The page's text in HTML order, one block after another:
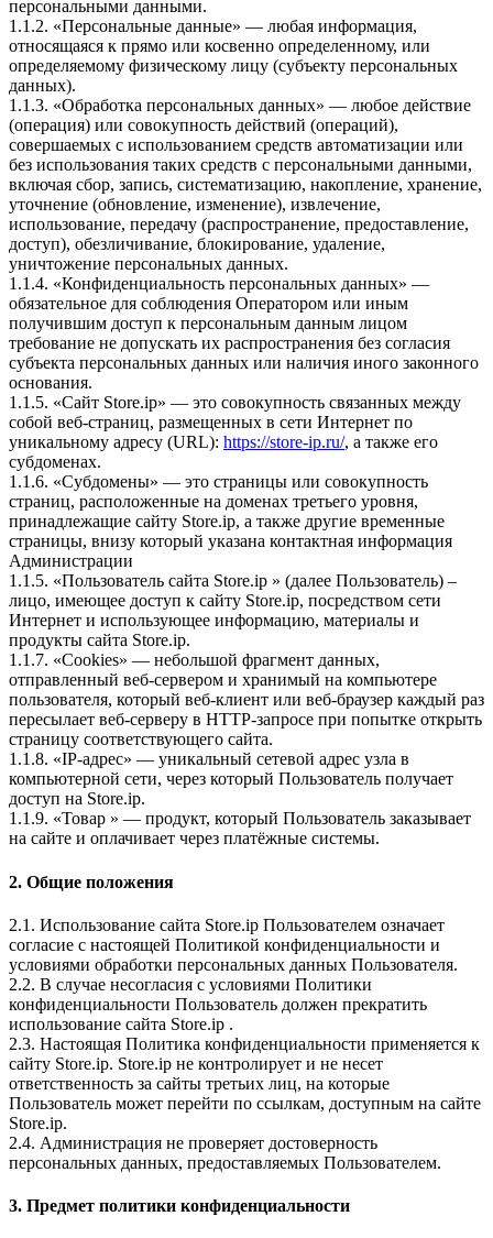
персональными данными.
1.1.2. «Персональные данные» — любая информация,
относящаяся к прямо или косвенно определенному, или
определяемому физическому лицу (субъекту персональных
данных).
1.1.3. «Обработка персональных данных» — любое действие
(операция) или совокупность действий (операций),
совершаемых с использованием средств автоматизации или
без использования таких средств с персональными данными,
включая сбор, запись, систематизацию, накопление, хранение,
уточнение (обновление, изменение), извлечение,
использование, передачу (распространение, предоставление,
доступ), обезличивание, блокирование, удаление,
уничтожение персональных данных.
1.1.4. «Конфиденциальность персональных данных» —
обязательное для соблюдения Оператором или иным
получившим доступ к персональным данным лицом
требование не допускать их распространения без согласия
субъекта персональных данных или наличия иного законного
основания.
1.1.5. «Сайт Store.ip» — это совокупность связанных между
собой веб-страниц, размещенных в сети Интернет по
уникальному адресу (URL): https://store-ip.ru/, а также его
субдоменах.
1.1.6. «Субдомены» — это страницы или совокупность
страниц, расположенные на доменах третьего уровня,
принадлежащие сайту Store.ip, а также другие временные
страницы, внизу который указана контактная информация
Администрации
1.1.5. «Пользователь сайта Store.ip » (далее Пользователь) –
лицо, имеющее доступ к сайту Store.ip, посредством сети
Интернет и использующее информацию, материалы и
продукты сайта Store.ip.
1.1.7. «Cookies» — небольшой фрагмент данных,
отправленный веб-сервером и хранимый на компьютере
пользователя, который веб-клиент или веб-браузер каждый раз
пересылает веб-серверу в HTTP-запросе при попытке открыть
страницу соответствующего сайта.
1.1.8. «IP-адрес» — уникальный сетевой адрес узла в
компьютерной сети, через который Пользователь получает
доступ на Store.ip.
1.1.9. «Товар » — продукт, который Пользователь заказывает
на сайте и оплачивает через платёжные системы.
2. Общие положения
2.1. Использование сайта Store.ip Пользователем означает
согласие с настоящей Политикой конфиденциальности и
условиями обработки персональных данных Пользователя.
2.2. В случае несогласия с условиями Политики
конфиденциальности Пользователь должен прекратить
использование сайта Store.ip .
2.3. Настоящая Политика конфиденциальности применяется к
сайту Store.ip. Store.ip не контролирует и не несет
ответственность за сайты третьих лиц, на которые
Пользователь может перейти по ссылкам, доступным на сайте
Store.ip.
2.4. Администрация не проверяет достоверность
персональных данных, предоставляемых Пользователем.
3. Предмет политики конфиденциальности